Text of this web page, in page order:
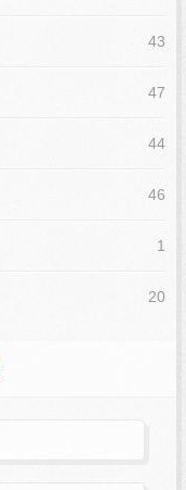
43
47
44
46
1
20